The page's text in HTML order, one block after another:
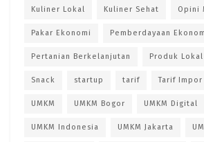
Kuliner Lokal Kuliner Sehat Opini
Pakar Ekonomi Pemberdayaan
Pertanian Berkelanjutan Produk Lokal
Snack startup tarif Tarif Impor
UMKM UMKM Bogor UMKM Digital
UMKM Indonesia UMKM Jakarta